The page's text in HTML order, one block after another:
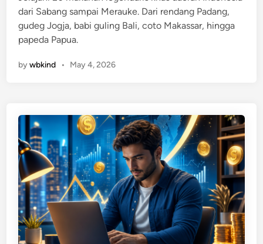
i
n
dari Sabang sampai Merauke. Dari rendang Padang,
gudeg Jogja, babi guling Bali, coto Makassar, hingga
papeda Papua.
bywbkind • May 4, 2026